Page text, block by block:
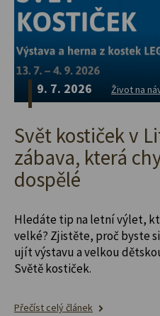
9. 7. 2026 Život na
Svět kostiček v
zábava, která
dospělé
Hledáte tip na letní výlet,
velké? Zjistěte, proč byste
ujít výstavu a velkou
Světě kostiček.
Přečíst celý článek